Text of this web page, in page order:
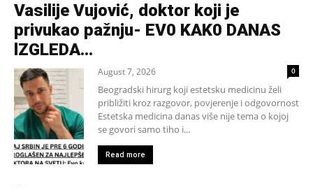
Vasilije Vujović, doktor koji je
privukao pažnju- EV0 KAK0 DANAS
lZGLEDA…
August 7, 2026 0
Beogradski hirurg koji estetsku medicinu želi
približiti kroz razgovor, povjerenje i odgovornost
Estetska medicina danas više nije tema o kojoj
se govori samo tiho i...
Read more